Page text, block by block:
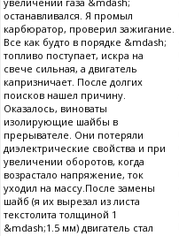
останавливался. Я промыл
карбюратор, проверил зажигание.
Все как будто в порядке &mdash;
топливо поступает, искра на
свече сильная, а двигатель
капризничает. После долгих
поисков нашел причину.
Оказалось, виноваты
изолирующие шайбы в
прерывателе. Они потеряли
диэлектрические свойства и при
увеличении оборотов, когда
возрастало напряжение, ток
уходил на массу.После замены
шайб (я их вырезал из листа
текстолита толщиной 1
&mdash;1.5 мм) двигатель стал